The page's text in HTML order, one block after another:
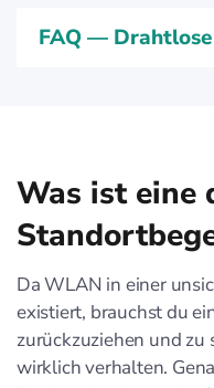
FAQ —
Was ist eine
Da WLAN in einer
existiert, brauchst du
zurückzuziehen und zu
wirklich verhalten.